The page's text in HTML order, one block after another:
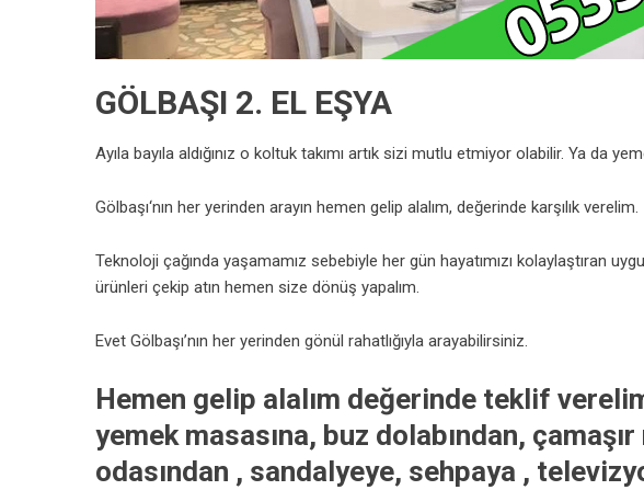
GÖLBAŞI 2. EL EŞYA
Ayıla bayıla aldığınız o koltuk takımı artık sizi mutlu etmiyor olabilir. Ya da
Gölbaşı‘nın her yerinden arayın hemen gelip alalım, değerinde karşılık verelim.
Teknoloji çağında yaşamamız sebebiyle her gün hayatımızı kolaylaştıran
ürünleri çekip atın hemen size dönüş yapalım.
Evet Gölbaşı’nın her yerinden gönül rahatlığıyla arayabilirsiniz.
Hemen gelip alalım değerinde teklif
yemek masasına, buz dolabından,
odasından , sandalyeye, sehpaya ,